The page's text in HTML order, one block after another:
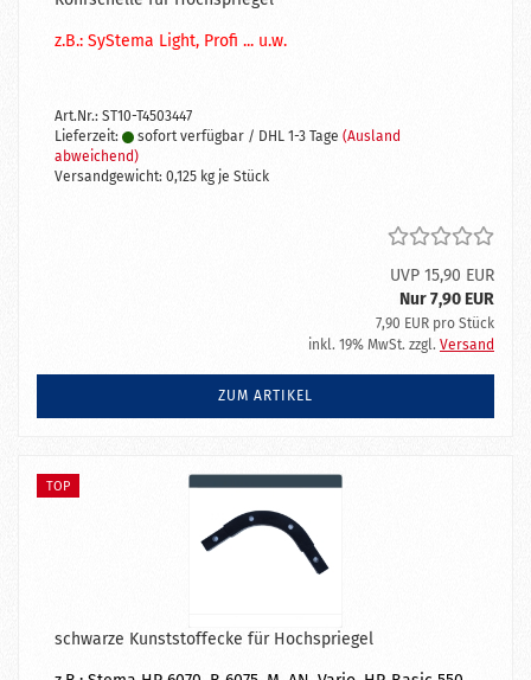
z.B.: SyStema Light, Profi ... u.w.
Art.Nr.: ST10-T4503447
Lieferzeit:
sofort verfügbar / DHL 1-3 Tage (Ausland
abweichend)
Versandgewicht: 0,125 kg je Stück
UVP 15,90 EUR
Nur 7,90 EUR
7,90 EUR pro Stück
inkl. 19% MwSt. zzgl. Versand
ZUM ARTIKEL
TOP
schwarze Kunststoffecke für Hochspriegel